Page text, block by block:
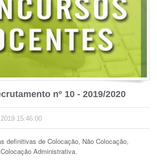
nº 10 - 2019/2020
15:46:00
definitivas de Colocação, Não Colocação,
Administrativa.